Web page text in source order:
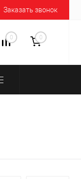
Заказать звонок
0 0